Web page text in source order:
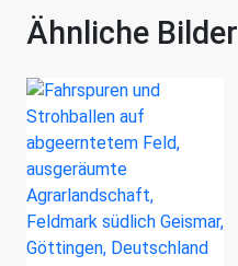
Ähnliche Bilder